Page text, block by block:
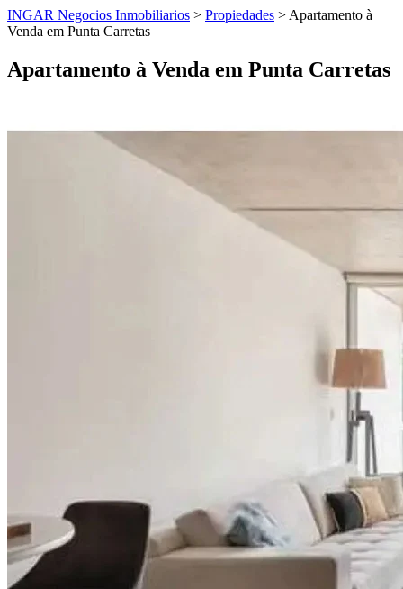
INGAR Negocios Inmobiliarios > Propiedades > Apartamento à
Venda em Punta Carretas
Apartamento à Venda em Punta Carretas